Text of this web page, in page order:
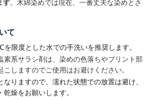
す。木綿染めでは現在、一番丈夫な染めとさ
て
を限度とした水での手洗いを推奨します。
素系サラシ剤は、染めの色落ちやプリント部
こしますのでご使用はお避けください。
なりますので、濡れた状態での放置は避け、
乾燥をお願いします。